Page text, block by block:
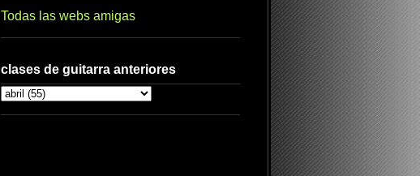
Todas las webs amigas
clases de guitarra anteriores